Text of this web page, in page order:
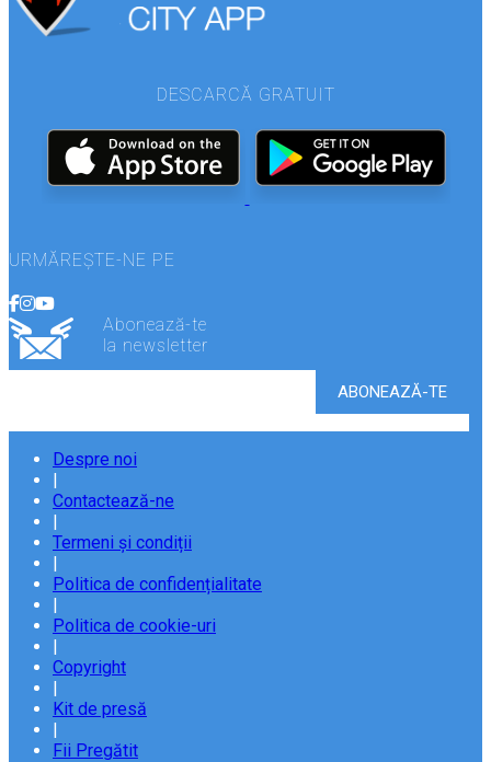
DESCARCĂ GRATUIT
URMĂREȘTE-NE PE
Abonează-te
la newsletter
Despre noi
|
Contactează-ne
|
Termeni și condiții
|
Politica de confidențialitate
|
Politica de cookie-uri
|
Copyright
|
Kit de presă
|
Fii Pregătit